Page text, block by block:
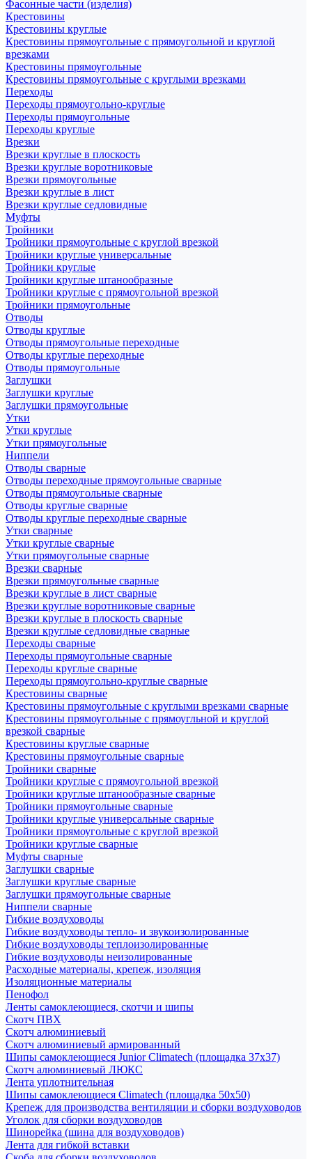
Фасонные части (изделия)
Крестовины
Крестовины круглые
Крестовины прямоугольные с прямоугольной и круглой
врезками
Крестовины прямоугольные
Крестовины прямоугольные с круглыми врезками
Переходы
Переходы прямоугольно-круглые
Переходы прямоугольные
Переходы круглые
Врезки
Врезки круглые в плоскость
Врезки круглые воротниковые
Врезки прямоугольные
Врезки круглые в лист
Врезки круглые седловидные
Муфты
Тройники
Тройники прямоугольные с круглой врезкой
Тройники круглые универсальные
Тройники круглые
Тройники круглые штанообразные
Тройники круглые с прямоугольной врезкой
Тройники прямоугольные
Отводы
Отводы круглые
Отводы прямоугольные переходные
Отводы круглые переходные
Отводы прямоугольные
Заглушки
Заглушки круглые
Заглушки прямоугольные
Утки
Утки круглые
Утки прямоугольные
Ниппели
Отводы сварные
Отводы переходные прямоугольные сварные
Отводы прямоугольные сварные
Отводы круглые сварные
Отводы круглые переходные сварные
Утки сварные
Утки круглые сварные
Утки прямоугольные сварные
Врезки сварные
Врезки прямоугольные сварные
Врезки круглые в лист сварные
Врезки круглые воротниковые сварные
Врезки круглые в плоскость сварные
Врезки круглые седловидные сварные
Переходы сварные
Переходы прямоугольные сварные
Переходы круглые сварные
Переходы прямоугольно-круглые сварные
Крестовины сварные
Крестовины прямоугольные с круглыми врезками сварные
Крестовины прямоугольные с прямоугльной и круглой
врезкой сварные
Крестовины круглые сварные
Крестовины прямоугольные сварные
Тройники сварные
Тройники круглые с прямоугольной врезкой
Тройники круглые штанообразные сварные
Тройники прямоугольные сварные
Тройники круглые универсальные сварные
Тройники прямоугольные с круглой врезкой
Тройники круглые сварные
Муфты сварные
Заглушки сварные
Заглушки круглые сварные
Заглушки прямоугольные сварные
Ниппели сварные
Гибкие воздуховоды
Гибкие воздуховоды тепло- и звукоизолированные
Гибкие воздуховоды теплоизолированные
Гибкие воздуховоды неизолированные
Расходные материалы, крепеж, изоляция
Изоляционные материалы
Пенофол
Ленты самоклеющиеся, скотчи и шипы
Скотч ПВХ
Скотч алюминиевый
Скотч алюминиевый армированный
Шипы самоклеющиеся Junior Climatech (площадка 37х37)
Скотч алюминиевый ЛЮКС
Лента уплотнительная
Шипы самоклеющиеся Climatech (площадка 50х50)
Крепеж для производства вентиляции и сборки воздуховодов
Уголок для сборки воздуховодов
Шинорейка (шина для воздуховодов)
Лента для гибкой вставки